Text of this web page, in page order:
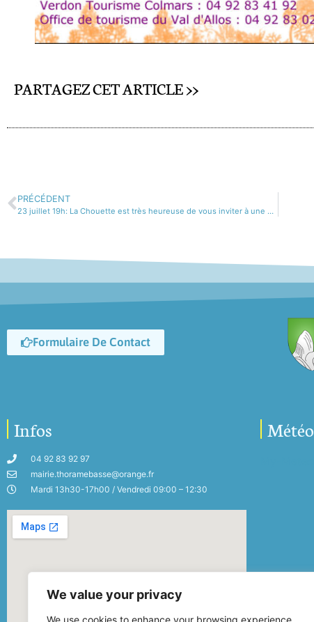
We value your privacy
We use cookies to enhance your browsing experience,
PARTAGEZ CET ARTICLE >>
PRÉCÉDENT
23 juillet 19h: La Chouette est très heureuse de vous inviter à une soirée hors des sentiers battus
Formulaire De Contact
Infos
04 92 83 92 97
mairie.thoramebasse@orange.fr
Mardi 13h30-17h00 / Vendredi 09:00 – 12:30
Météo